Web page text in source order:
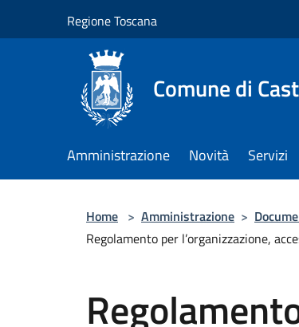
Regione Toscana
Comune di
Amministrazione Novità Servizi
Home > Amministrazione >
Regolamento per l’organizzazione,